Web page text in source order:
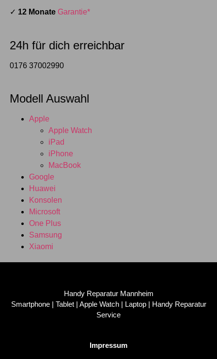
✓ 12 Monate Garantie*
24h für dich erreichbar
0176 37002990
Modell Auswahl
Apple
Apple Watch
iPad
iPhone
MacBook
Google
Huawei
Konsolen
Microsoft
One Plus
Samsung
Xiaomi
Handy Reparatur Mannheim
Smartphone | Tablet | Apple Watch | Laptop | Handy Reparatur
Service
Impressum